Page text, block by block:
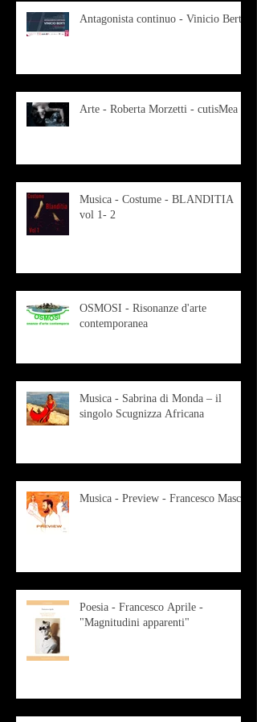
Antagonista continuo - Vinicio Berti
Arte - Roberta Morzetti - cutisMea
Musica - Costume - BLANDITIA
vol 1- 2
OSMOSI - Risonanze d'arte
contemporanea
Musica - Sabrina di Monda – il
singolo Scugnizza Africana
Musica - Preview - Francesco Mascio
Poesia - Francesco Aprile -
"Magnitudini apparenti"